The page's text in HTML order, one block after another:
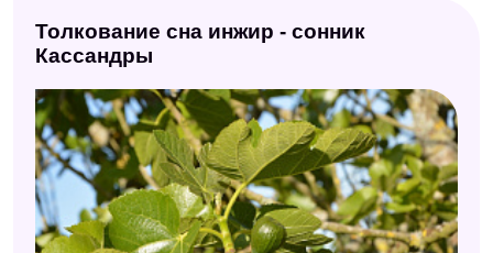
Толкование сна инжир - сонник
Кассандры